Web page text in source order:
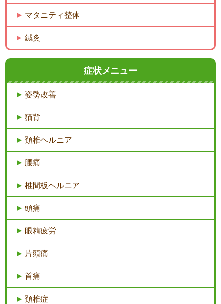
マタニティ整体
鍼灸
症状メニュー
姿勢改善
猫背
頚椎ヘルニア
腰痛
椎間板ヘルニア
頭痛
眼精疲労
片頭痛
首痛
頚椎症